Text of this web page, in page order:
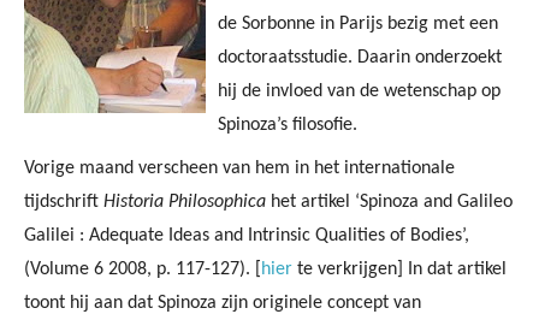
de Sorbonne in Parijs bezig met een
doctoraatsstudie. Daarin onderzoekt
hij de invloed van de wetenschap op
Spinoza’s filosofie.
Vorige maand verscheen van hem in het internationale
tijdschrift Historia Philosophica het artikel ‘Spinoza and Galileo
Galilei : Adequate Ideas and Intrinsic Qualities of Bodies’,
(Volume 6 2008, p. 117-127). [
hier te verkrijgen] In dat artikel
toont hij aan dat Spinoza zijn originele concept van